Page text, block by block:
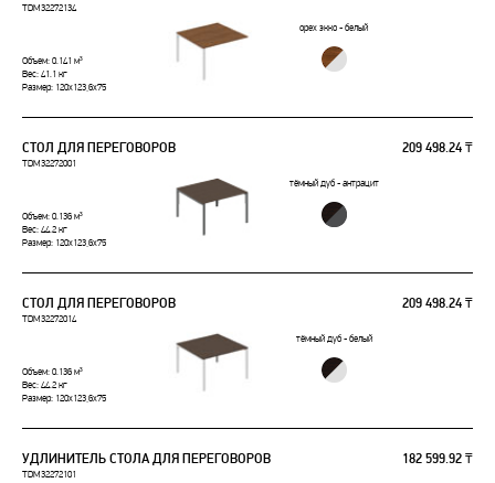
TDM32272134
орех экко - белый
Объем: 0.141 м³
Вес: 41.1 кг
Размер: 120x123,6x75
СТОЛ ДЛЯ ПЕРЕГОВОРОВ 209 498.24 ₸
TDM32272001
тёмный дуб - антрацит
Объем: 0.136 м³
Вес: 44.2 кг
Размер: 120x123,6x75
СТОЛ ДЛЯ ПЕРЕГОВОРОВ 209 498.24 ₸
TDM32272014
тёмный дуб - белый
Объем: 0.136 м³
Вес: 44.2 кг
Размер: 120x123,6x75
УДЛИНИТЕЛЬ СТОЛА ДЛЯ ПЕРЕГОВОРОВ 182 599.92 ₸
TDM32272101